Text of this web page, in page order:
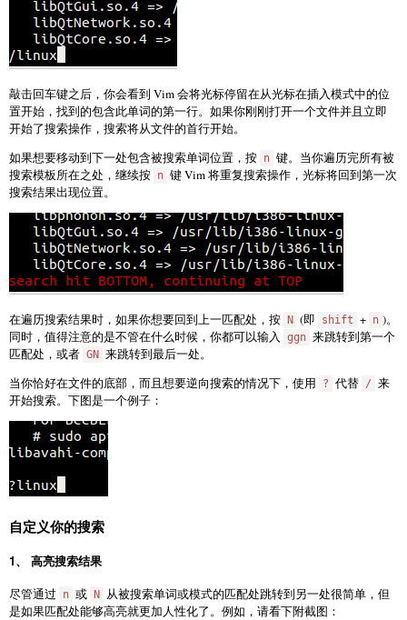
敲击回车键之后，你会看到 Vim 会将光标停留在从光标在插入模式中的位
置开始，找到的包含此单词的第一行。如果你刚刚打开一个文件并且立即
开始了搜索操作，搜索将从文件的首行开始。
如果想要移动到下一处包含被搜索单词位置，按 n 键。当你遍历完所有被
搜索模板所在之处，继续按 n 键 Vim 将重复搜索操作，光标将回到第一次
搜索结果出现位置。
在遍历搜索结果时，如果你想要回到上一匹配处，按 N (即 shift + n )。
同时，值得注意的是不管在什么时候，你都可以输入
ggn 来跳转到第一个
匹配处，或者 GN 来跳转到最后一处。
当你恰好在文件的底部，而且想要逆向搜索的情况下，使用
? 代替 / 来
开始搜索。下图是一个例子：
自定义你的搜索
1、 高亮搜索结果
尽管通过 n 或 N 从被搜索单词或模式的匹配处跳转到另一处很简单，但
是如果匹配处能够高亮就更加人性化了。例如，请看下附截图：